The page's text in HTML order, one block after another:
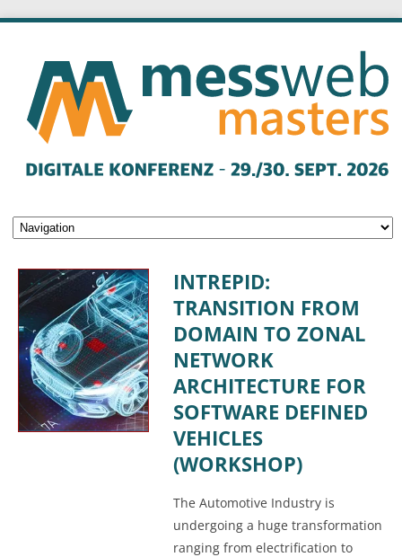
INTREPID:
TRANSITION FROM
DOMAIN TO ZONAL
NETWORK
ARCHITECTURE FOR
SOFTWARE DEFINED
VEHICLES
(WORKSHOP)
The Automotive Industry is
undergoing a huge transformation
ranging from electrification to